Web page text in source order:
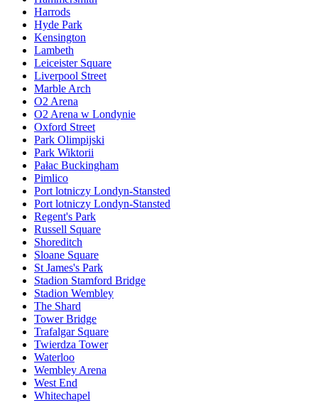
Harrods
Hyde Park
Kensington
Lambeth
Leiceister Square
Liverpool Street
Marble Arch
O2 Arena
O2 Arena w Londynie
Oxford Street
Park Olimpijski
Park Wiktorii
Pałac Buckingham
Pimlico
Port lotniczy Londyn-Stansted
Port lotniczy Londyn-Stansted
Regent's Park
Russell Square
Shoreditch
Sloane Square
St James's Park
Stadion Stamford Bridge
Stadion Wembley
The Shard
Tower Bridge
Trafalgar Square
Twierdza Tower
Waterloo
Wembley Arena
West End
Whitechapel